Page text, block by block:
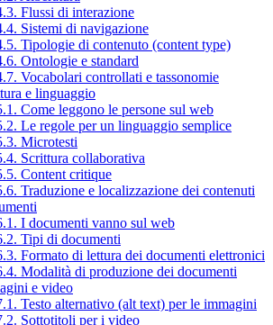
Flussi di interazione
Sistemi di navigazione
Tipologie di contenuto (content type)
Ontologie e standard
Vocabolari controllati e tassonomie
e linguaggio
Come leggono le persone sul web
Le regole per un linguaggio semplice
Microtesti
Scrittura collaborativa
Content critique
Traduzione e localizzazione dei contenuti
I documenti vanno sul web
Tipi di documenti
Formato di lettura dei documenti elettronici
Modalità di produzione dei documenti
e video
Testo alternativo (alt text) per le immagini
Sottotitoli per i video